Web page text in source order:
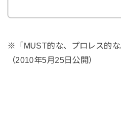
※「MUST的な、プロレス的
（2010年5月25日公開）